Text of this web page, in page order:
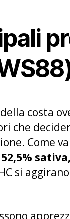
costa
che
Come
52,5%
si